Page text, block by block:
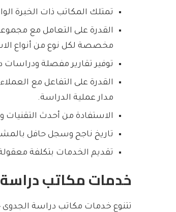
تمتلك المكاتب ذات الخبرة
القدرة على التعامل مع
مخصصة لكل نوع من أنواع
توفير تقارير مفصلة
القدرة على التفاعل مع
مدار عملية الدراسة.
الاستفادة من أحدث التقنيات
تاريخ ناجح وسجل حافل
تقديم الخدمات بتكلفة
خدمات مكاتب
تتنوع خدمات مكاتب دراسة